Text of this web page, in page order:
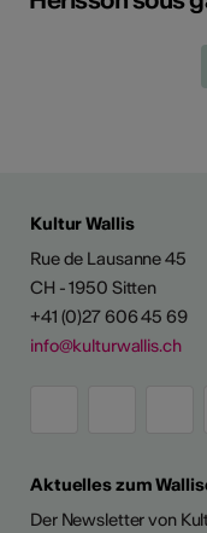
Kultur Wallis
Rue de Lausanne 45
CH - 1950 Sitten
+41 (0)27 606 45 69
info@kulturwallis.ch
Aktuelles zum
Der Newsletter von